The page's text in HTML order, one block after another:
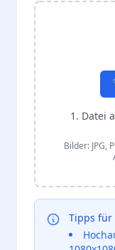
1. Datei
Bilder: JPG,
Tipps für